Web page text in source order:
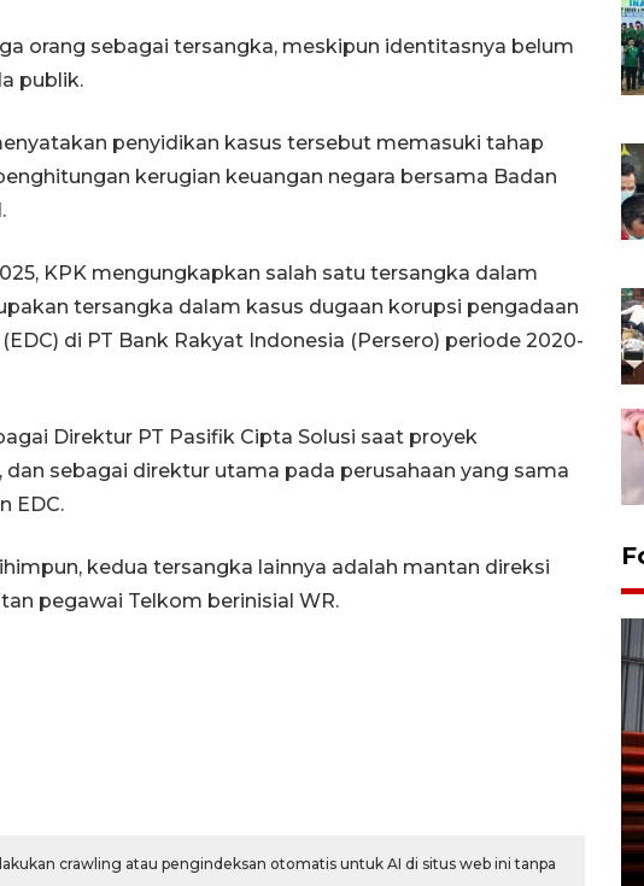
orang sebagai tersangka, meskipun identitasnya belum
publik.
penyidikan kasus tersebut memasuki tahap
kerugian keuangan negara bersama Badan
KPK mengungkapkan salah satu tersangka dalam
tersangka dalam kasus dugaan korupsi pengadaan
di PT Bank Rakyat Indonesia (Persero) periode 2020-
Direktur PT Pasifik Cipta Solusi saat proyek
dan sebagai direktur utama pada perusahaan yang sama
EDC.
kedua tersangka lainnya adalah mantan direksi
pegawai Telkom berinisial WR.
crawling atau pengindeksan otomatis untuk AI di situs web ini tanpa
22 July 2026 17:18 WIB